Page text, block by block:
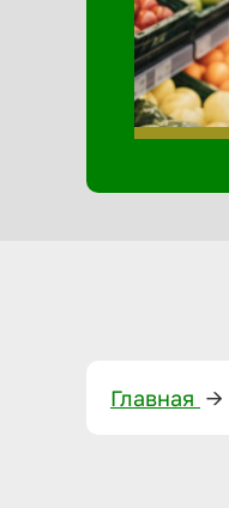
Главная —>